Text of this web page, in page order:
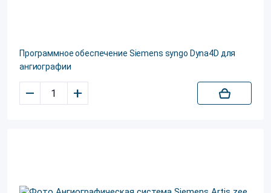
Программное обеспечение Siemens syngo Dyna4D для
ангиографии
– +